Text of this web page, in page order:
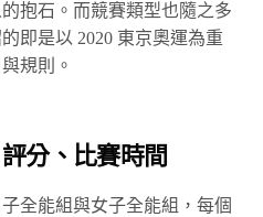
抱石。而競賽類型也隨之多
即是以 2020 東京奧運為重
規則。
分、比賽時間
全能組與女子全能組，每個